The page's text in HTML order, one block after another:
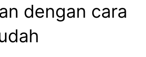
dengan cara